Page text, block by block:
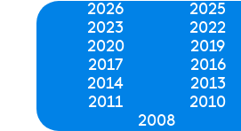
2026 2025
2023
2022
2020
2019
2017
2016
2014
2013
2011
2010
2008